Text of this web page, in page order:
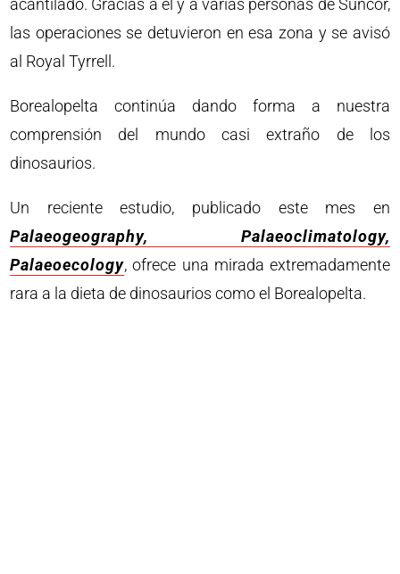
acantilado. Gracias a él y a varias personas de Suncor,
las operaciones se detuvieron en esa zona y se avisó
al Royal Tyrrell.
Borealopelta continúa dando forma a nuestra
comprensión del mundo casi extraño de los
dinosaurios.
Un reciente estudio, publicado este mes en
Palaeogeography, Palaeoclimatology,
Palaeoecology, ofrece una mirada extremadamente
rara a la dieta de dinosaurios como el Borealopelta.